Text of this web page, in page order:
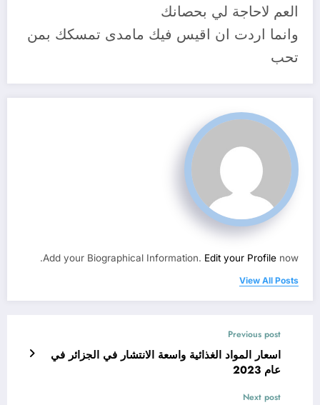
العم لاحاجة لي بحصانك
وانما اردت ان اقيس فيك مامدى تمسكك بمن
تحب
Add your Biographical Information. Edit your Profile now.
View All Posts
Previous post
اسعار المواد الغذائية واسعة الانتشار في الجزائر في
عام 2023
Next post